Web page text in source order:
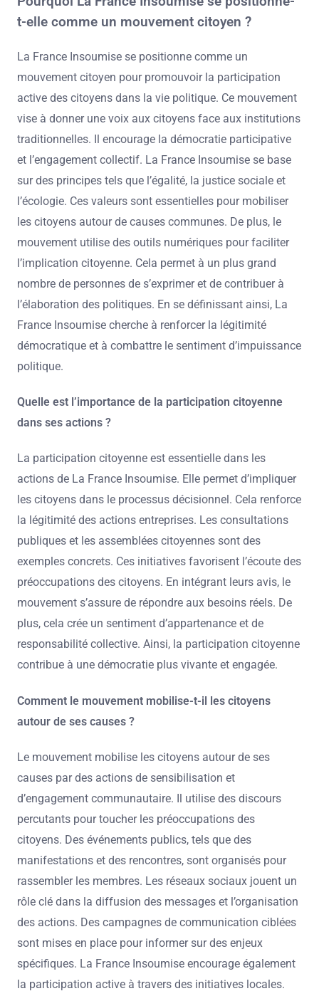
t-elle comme un mouvement citoyen ?
La France Insoumise se positionne comme un
mouvement citoyen pour promouvoir la participation
active des citoyens dans la vie politique. Ce mouvement
vise à donner une voix aux citoyens face aux institutions
traditionnelles. Il encourage la démocratie participative
et l’engagement collectif. La France Insoumise se base
sur des principes tels que l’égalité, la justice sociale et
l’écologie. Ces valeurs sont essentielles pour mobiliser
les citoyens autour de causes communes. De plus, le
mouvement utilise des outils numériques pour faciliter
l’implication citoyenne. Cela permet à un plus grand
nombre de personnes de s’exprimer et de contribuer à
l’élaboration des politiques. En se définissant ainsi, La
France Insoumise cherche à renforcer la légitimité
démocratique et à combattre le sentiment d’impuissance
politique.
Quelle est l’importance de la participation citoyenne
dans ses actions ?
La participation citoyenne est essentielle dans les
actions de La France Insoumise. Elle permet d’impliquer
les citoyens dans le processus décisionnel. Cela renforce
la légitimité des actions entreprises. Les consultations
publiques et les assemblées citoyennes sont des
exemples concrets. Ces initiatives favorisent l’écoute des
préoccupations des citoyens. En intégrant leurs avis, le
mouvement s’assure de répondre aux besoins réels. De
plus, cela crée un sentiment d’appartenance et de
responsabilité collective. Ainsi, la participation citoyenne
contribue à une démocratie plus vivante et engagée.
Comment le mouvement mobilise-t-il les citoyens
autour de ses causes ?
Le mouvement mobilise les citoyens autour de ses
causes par des actions de sensibilisation et
d’engagement communautaire. Il utilise des discours
percutants pour toucher les préoccupations des
citoyens. Des événements publics, tels que des
manifestations et des rencontres, sont organisés pour
rassembler les membres. Les réseaux sociaux jouent un
rôle clé dans la diffusion des messages et l’organisation
des actions. Des campagnes de communication ciblées
sont mises en place pour informer sur des enjeux
spécifiques. La France Insoumise encourage également
la participation active à travers des initiatives locales.